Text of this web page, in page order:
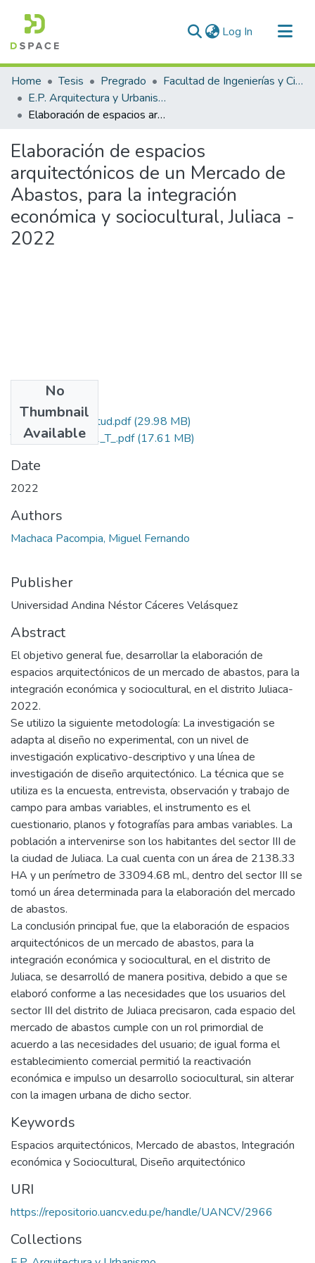
Log In (current)
Communities & Collections
All of DSpace
Statistics
Home Tesis Pregrado
Facultad de Ingenierías y Ciencias Puras
E.P. Arquitectura y Urbanismo
Elaboración de espacios arquitectónicos de un Mercado de Abastos, para la integración económica y sociocultural, Juliaca - 2022
Elaboración de espacios
arquitectónicos de un Mercado de
Abastos, para la integración
económica y sociocultural, Juliaca -
2022
No
Thumbnail
Available
Grado de Similitud.pdf(29.98 MB)
T036_70405452_T_.pdf(17.61 MB)
Date
2022
Authors
Machaca Pacompia, Miguel Fernando
Publisher
Universidad Andina Néstor Cáceres Velásquez
Abstract
El objetivo general fue, desarrollar la elaboración de
espacios arquitectónicos de un mercado de abastos, para la
integración económica y sociocultural, en el distrito Juliaca-
2022.
Se utilizo la siguiente metodología: La investigación se
adapta al diseño no experimental, con un nivel de
investigación explicativo-descriptivo y una línea de
investigación de diseño arquitectónico. La técnica que se
utiliza es la encuesta, entrevista, observación y trabajo de
campo para ambas variables, el instrumento es el
cuestionario, planos y fotografías para ambas variables. La
población a intervenirse son los habitantes del sector III de
la ciudad de Juliaca. La cual cuenta con un área de 2138.33
HA y un perímetro de 33094.68 ml., dentro del sector III se
tomó un área determinada para la elaboración del mercado
de abastos.
La conclusión principal fue, que la elaboración de espacios
arquitectónicos de un mercado de abastos, para la
integración económica y sociocultural, en el distrito de
Juliaca, se desarrolló de manera positiva, debido a que se
elaboró conforme a las necesidades que los usuarios del
sector III del distrito de Juliaca precisaron, cada espacio del
mercado de abastos cumple con un rol primordial de
acuerdo a las necesidades del usuario; de igual forma el
establecimiento comercial permitió la reactivación
económica e impulso un desarrollo sociocultural, sin alterar
con la imagen urbana de dicho sector.
Keywords
Espacios arquitectónicos, Mercado de abastos, Integración
económica y Sociocultural, Diseño arquitectónico
URI
https://repositorio.uancv.edu.pe/handle/UANCV/2966
Collections